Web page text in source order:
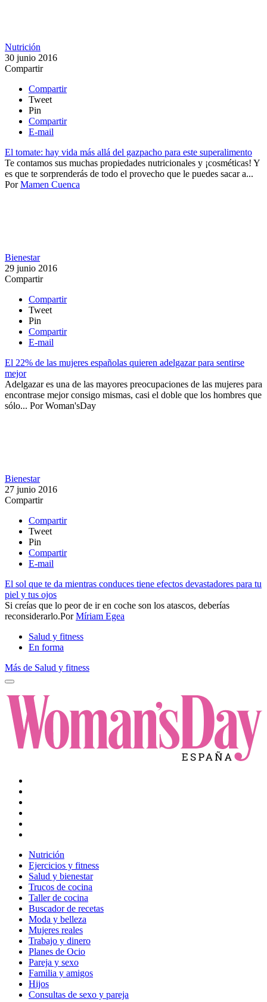
Nutrición
30 junio 2016
Compartir
Compartir
Tweet
Pin
Compartir
E-mail
El tomate: hay vida más allá del gazpacho para este superalimento
Te contamos sus muchas propiedades nutricionales y ¡cosméticas​! Y
es que te sorprenderás de todo el provecho que le puedes sacar a...
PorMamen Cuenca
Bienestar
29 junio 2016
Compartir
Compartir
Tweet
Pin
Compartir
E-mail
El 22% de las mujeres españolas quieren adelgazar para sentirse
mejor
Adelgazar es una de las mayores preocupaciones de las mujeres para
encontrase mejor consigo mismas, casi el doble que los hombres que
sólo... PorWoman'sDay
Bienestar
27 junio 2016
Compartir
Compartir
Tweet
Pin
Compartir
E-mail
El sol que te da mientras conduces tiene efectos devastadores para tu
piel y tus ojos
Si creías que lo peor de ir en coche son los atascos, deberías
reconsiderarlo.​​PorMíriam Egea
Salud y fitness
En forma
Más de Salud y fitness
Nutrición
Ejercicios y fitness
Salud y bienestar
Trucos de cocina
Taller de cocina
Buscador de recetas
Moda y belleza
Mujeres reales
Trabajo y dinero
Planes de Ocio
Pareja y sexo
Familia y amigos
Hijos
Consultas de sexo y pareja